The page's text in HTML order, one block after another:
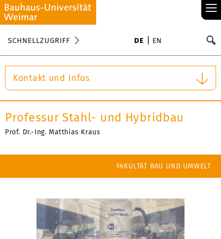
≡
SCHNELLZUGRIFF DE EN
Kontakt und Infos
Professur Stahl- und Hybridbau
Prof. Dr.-Ing. Matthias Kraus
FAKULTÄT BAU UND UMWELT